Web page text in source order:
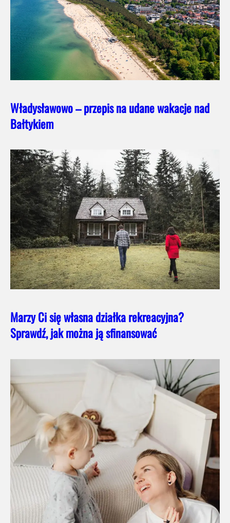
Władysławowo – przepis na udane wakacje nad
Bałtykiem
Marzy Ci się własna działka rekreacyjna?
Sprawdź, jak można ją sfinansować